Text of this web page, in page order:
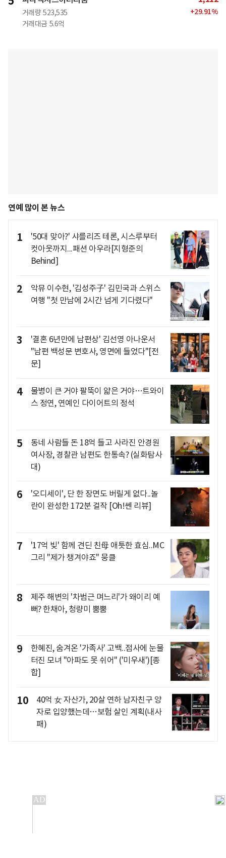
거래량 523,535
거래대금 5.6억
+29.91%
연예 많이 본 뉴스
1
'50대 맞아?' 샤를리즈 테론, 시스루부터
컷아웃까지...패션 아우라[지형준의
Behind]
2
악뮤 이수현, '김성주子' 김민국과 스위스
여행 "첫 만남에 2시간 넘게 기다렸다"
3
'결혼 6년만에 남편상' 김선영 아나운서
"남편 백성문 변호사, 영면에 들었다"[전
문]
4
물병이 큰 거야 팔뚝이 얇은 거야…트와이
스 정연, 연예인 다이어트의 정석
5
동네 사람들 돈 18억 들고 사라진 안경원
여사장, 경찰관 남편도 한통속? (실화탐사
대)
6
'오디세이', 단 한 장면도 버릴게 없다..놀
란이 완성한 172분 걸작 [Oh!쎈 리뷰]
7
'17억 빚' 함께 견딘 친母 애틋한 효심..MC
그리 "제가 챙겨야죠" 뭉클
8
제주 해변의 '차범근 며느리'가 왜이리 예
뻐? 한채아, 청량미 뿜뿜
9
한혜진, 숨겨온 '가족사' 고백..점사에 눈물
터진 모녀 "아파도 못 쉬어" ('미우새')[종
합]
10
40억 女 자산가, 20살 연하 남자친구 양
자로 입양했는데…보험 살인 계획(내사
패)